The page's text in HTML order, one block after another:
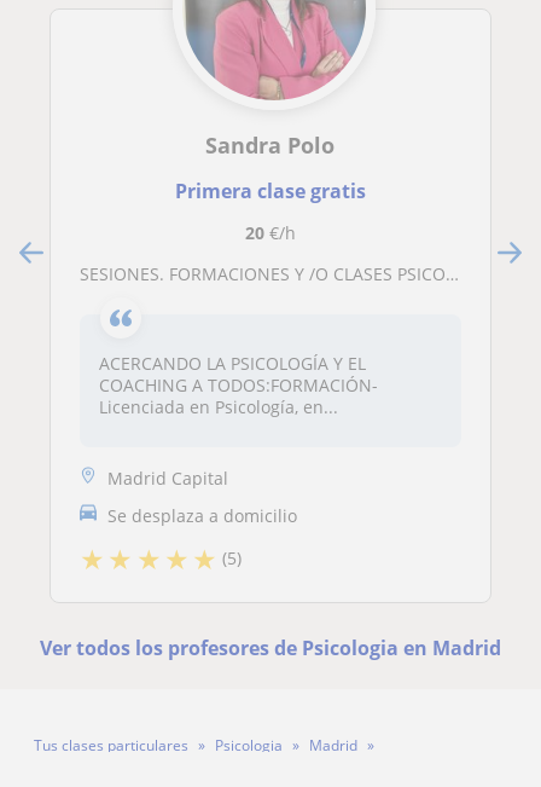
Sandra Polo
Primera clase gratis
20€/h
SESIONES. FORMACIONES Y /O CLASES PSICOLOGÍA/COACHING PERSONAL Y PROFESIONAL,MOTIVACIÓN,DESARROLLO DE TALENTO
ACERCANDO LA PSICOLOGÍA Y EL
COACHING A TODOS:FORMACIÓN-
Licenciada en Psicología, en...
Madrid Capital
Se desplaza a domicilio
★★ ★★★ (5)
Ver todos los profesores de Psicologia en Madrid
Tus clases particulares Psicologia
Madrid